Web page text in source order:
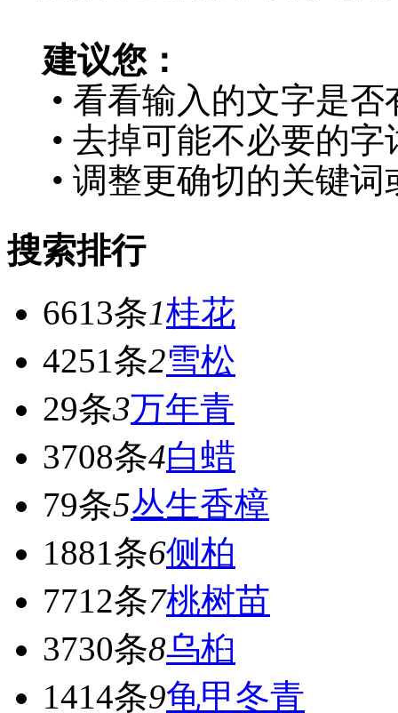
建议您：
• 看看输入的文字是否
• 去掉可能不必要的字
• 调整更确切的关键
搜索排行
6613条1桂花
4251条2雪松
29条3万年青
3708条4白蜡
79条5丛生香樟
1881条6侧柏
7712条7桃树苗
3730条8乌桕
1414条9龟甲冬青